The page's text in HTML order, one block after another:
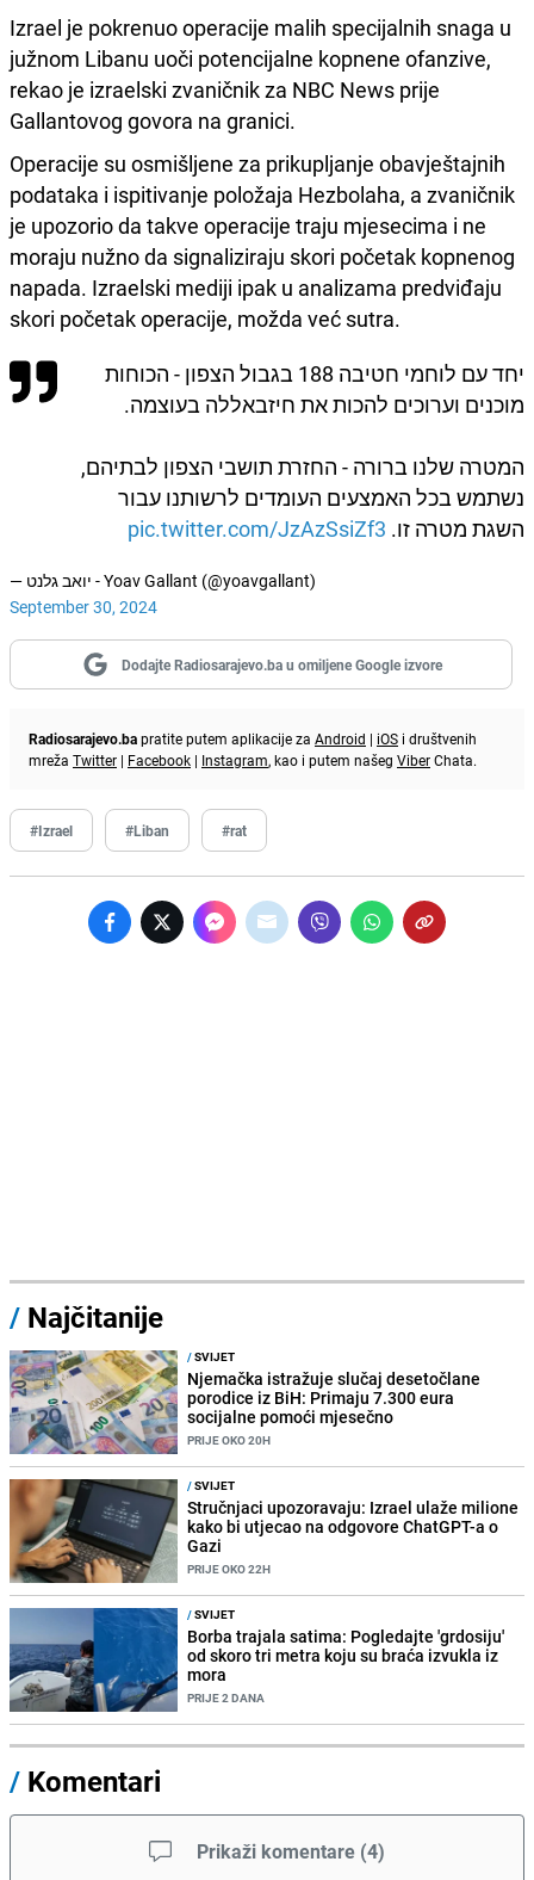
Izrael je pokrenuo operacije malih specijalnih snaga u
južnom Libanu uoči potencijalne kopnene ofanzive,
rekao je izraelski zvaničnik za NBC News prije
Gallantovog govora na granici.
Operacije su osmišljene za prikupljanje obavještajnih
podataka i ispitivanje položaja Hezbolaha, a zvaničnik
je upozorio da takve operacije traju mjesecima i ne
moraju nužno da signaliziraju skori početak kopnenog
napada. Izraelski mediji ipak u analizama predviđaju
skori početak operacije, možda već sutra.
יחד עם לוחמי חטיבה 188 בגבול הצפון - הכוחות
מוכנים וערוכים להכות את חיזבאללה בעוצמה.
המטרה שלנו ברורה - החזרת תושבי הצפון לבתיהם,
נשתמש בכל האמצעים העומדים לרשותנו עבור
השגת מטרה זו. pic.twitter.com/JzAzSsiZf3
— יואב גלנט - Yoav Gallant (@yoavgallant)
September 30, 2024
Dodajte Radiosarajevo.ba u omiljene Google izvore
Radiosarajevo.bapratite putem aplikacije za Android | iOS i društvenih
mreža Twitter | Facebook | Instagram, kao i putem našeg ViberChata.
#Izrael #Liban #rat
/ Najčitanije
/SVIJET
Njemačka istražuje slučaj desetočlane
porodice iz BiH: Primaju 7.300 eura
socijalne pomoći mjesečno
PRIJE OKO 20H
/SVIJET
Stručnjaci upozoravaju: Izrael ulaže milione
kako bi utjecao na odgovore ChatGPT-a o
Gazi
PRIJE OKO 22H
/SVIJET
Borba trajala satima: Pogledajte 'grdosiju'
od skoro tri metra koju su braća izvukla iz
mora
PRIJE 2 DANA
/ Komentari
Prikaži komentare (4)